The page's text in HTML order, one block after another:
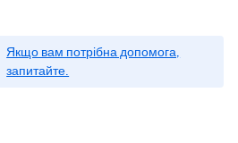
Якщо вам потрібна допомога,
запитайте.